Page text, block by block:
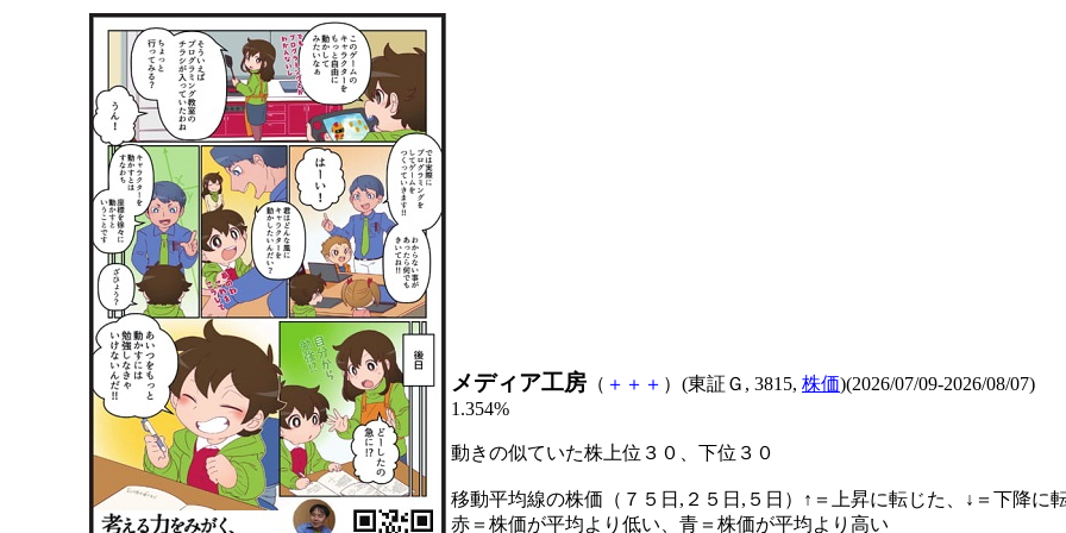
メディア工房 （ ＋ ＋ ＋ ）(東証Ｇ, 3815, 株価)(2026/07/09-2026/08/07)
1.354%
動きの似ていた株上位３０、下位３０
移動平均線の株価（７５日,２５日,５日）↑＝上昇に転じた、↓＝下降に
赤＝株価が平均より低い、青＝株価が平均より高い